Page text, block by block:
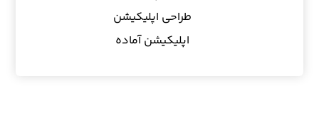
طراحی اپلیکیشن
اپلیکیشن آماده